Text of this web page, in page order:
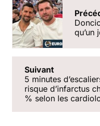
qu’un
Suivant
5 minutes
risque dʼinfarctus
% selon les